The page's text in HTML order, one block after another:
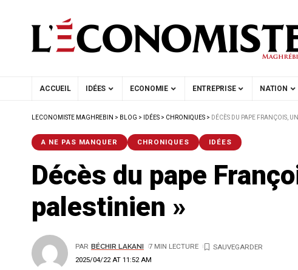
ACCUEIL IDÉES ECONOMIE ENTREPRISE NATION
LECONOMISTE MAGHREBIN > BLOG > IDÉES > CHRONIQUES > DÉCÈS DU PAPE FRANÇOIS,
A NE PAS MANQUER CHRONIQUES IDÉES
Décès du pape
palestinien »
2025/04/22 AT 11:52 AM
PAR BÉCHIR LAKANI 7 MIN LECTURE